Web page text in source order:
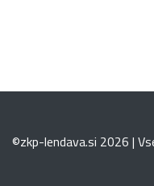
©zkp-lendava.si 2026 |